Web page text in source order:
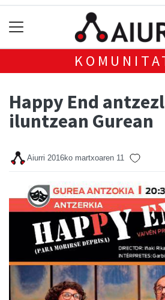
Happy End
iluntzean Gurean
Aiurri 2016ko martxoaren 11